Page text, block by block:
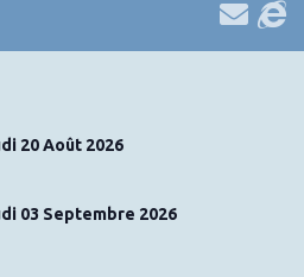
20 Août 2026
03 Septembre 2026